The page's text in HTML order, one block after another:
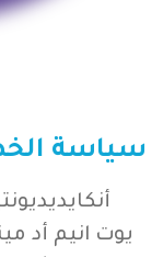
سياسة
يوت انيم أد